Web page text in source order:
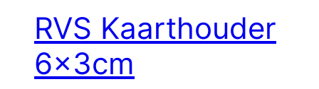
RVS Kaarthouder
6x3cm